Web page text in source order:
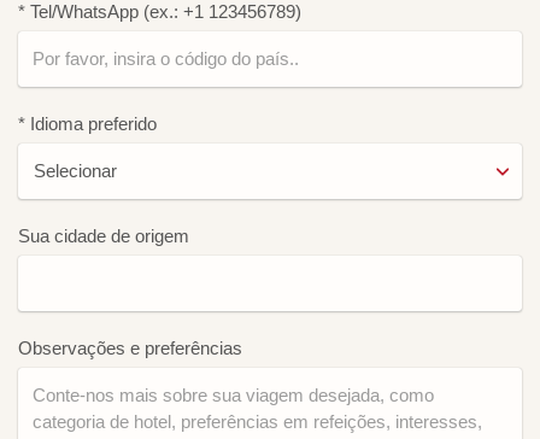
* Tel/WhatsApp (ex.: +1 123456789)
* Idioma preferido
Sua cidade de origem
Observações e preferências